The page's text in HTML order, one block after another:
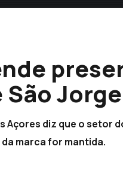
diz que o setor
marca for mantida.